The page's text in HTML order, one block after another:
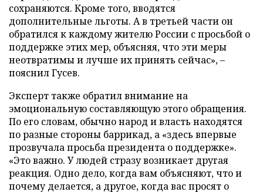
сохраняются. Кроме того, вводятся
дополнительные льготы. А в третьей части он
обратился к каждому жителю России с просьбой о
поддержке этих мер, объясняя, что эти меры
неотвратимы и лучше их принять сейчас», –
пояснил Гусев.
Эксперт также обратил внимание на
эмоциональную составляющую этого обращения.
По его словам, обычно народ и власть находятся
по разные стороны баррикад, а «здесь впервые
прозвучала просьба президента о поддержке».
«Это важно. У людей стразу возникает другая
реакция. Одно дело, когда вам объясняют, что и
почему делается, а другое, когда вас просят о